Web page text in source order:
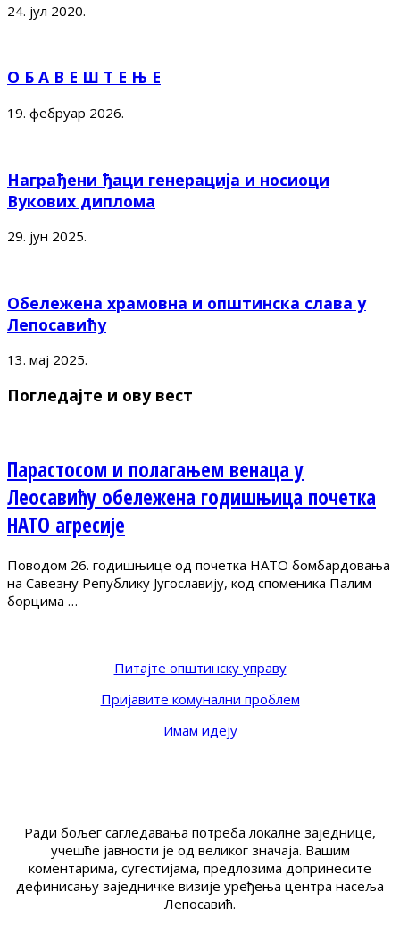
24. јул 2020.
О Б А В Е Ш Т Е Њ Е
19. фебруар 2026.
Награђени ђаци генерација и носиоци
Вукових диплома
29. јун 2025.
Обележена храмовна и општинска слава у
Лепосавићу
13. мај 2025.
Погледајте и ову вест
Парастосом и полагањем венаца у
Леосавићу обележена годишњица почетка
НАТО агресије
Поводом 26. годишњице од почетка НАТО бомбардовања
на Савезну Републику Југославију, код споменика Палим
борцима …
Питајте општинску управу
Пријавите комунални проблем
Имам идеју
Ради бољег сагледавања потреба локалне заједнице,
учешће јавности је од великог значаја. Вашим
коментарима, сугестијама, предлозима допринесите
дефинисању заједничке визије уређења центра насеља
Лепосавић.